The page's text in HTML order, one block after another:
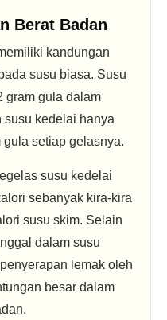
Berat Badan
kandungan
susu biasa. Susu
gram gula dalam
susu kedelai hanya
setiap gelasnya.
susu kedelai
sebanyak kira-kira
susu skim. Selain
dalam susu
lemak oleh
besar dalam